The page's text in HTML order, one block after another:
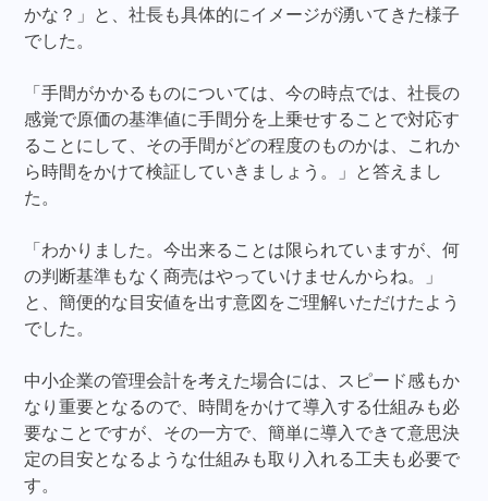
かな？」と、社長も具体的にイメージが湧いてきた様子
でした。
「手間がかかるものについては、今の時点では、社長の
感覚で原価の基準値に手間分を上乗せすることで対応す
ることにして、その手間がどの程度のものかは、これか
ら時間をかけて検証していきましょう。」と答えまし
た。
「わかりました。今出来ることは限られていますが、何
の判断基準もなく商売はやっていけませんからね。」
と、簡便的な目安値を出す意図をご理解いただけたよう
でした。
中小企業の管理会計を考えた場合には、スピード感もか
なり重要となるので、時間をかけて導入する仕組みも必
要なことですが、その一方で、簡単に導入できて意思決
定の目安となるような仕組みも取り入れる工夫も必要で
す。